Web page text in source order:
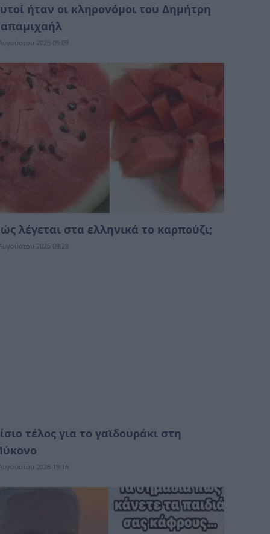
ήταν οι κληρονόμοι του Δημήτρη
2026 09:09
λέγεται στα ελληνικά το καρπούζι;
2026 09:28
τέλος για το γαϊδουράκι στη
2026 19:16